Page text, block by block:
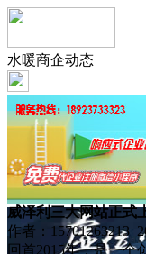
水暖商企动态
威泽利三大网站正式
作者：15701263213
回首2015年，是一个